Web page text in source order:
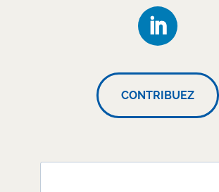
CONTRIBUEZ